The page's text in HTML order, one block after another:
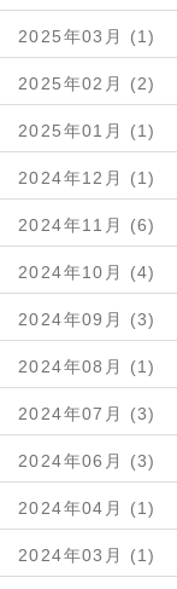
2025年03月 (1)
2025年02月 (2)
2025年01月 (1)
2024年12月 (1)
2024年11月 (6)
2024年10月 (4)
2024年09月 (3)
2024年08月 (1)
2024年07月 (3)
2024年06月 (3)
2024年04月 (1)
2024年03月 (1)